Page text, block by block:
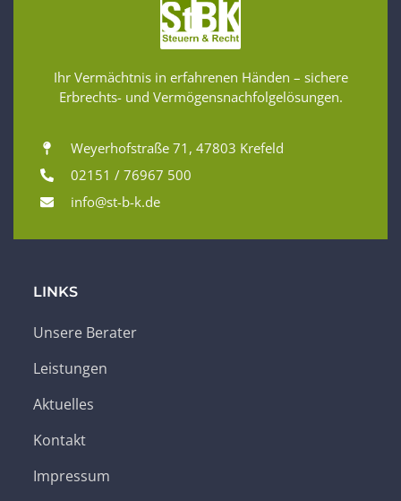
Ihr Vermächtnis in erfahrenen Händen – sichere
Erbrechts- und Vermögensnachfolgelösungen.
Weyerhofstraße 71, 47803 Krefeld
02151 / 76967 500
info@st-b-k.de
LINKS
Unsere Berater
Leistungen
Aktuelles
Kontakt
Impressum